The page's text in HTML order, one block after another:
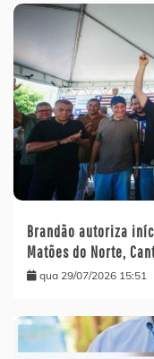
Brandão autoriza
Matões do Norte,
qua 29/07/2026 15:51